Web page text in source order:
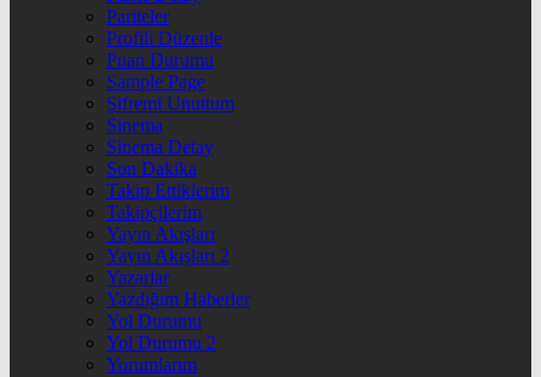
Pariteler
Profili Düzenle
Puan Durumu
Sample Page
Şifremi Unuttum
Sinema
Sinema Detay
Son Dakika
Takip Ettiklerim
Takipçilerim
Yayın Akışları
Yayın Akışları 2
Yazarlar
Yazdığım Haberler
Yol Durumu
Yol Durumu 2
Yorumlarım